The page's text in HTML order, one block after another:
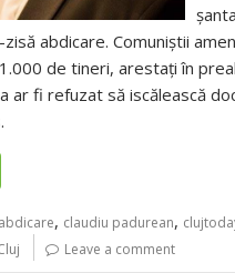
abdicare. Comuniştii
de tineri, arestaţi în
ar fi refuzat să iscălească
abdicare, claudiu padurean,
Leave a comment